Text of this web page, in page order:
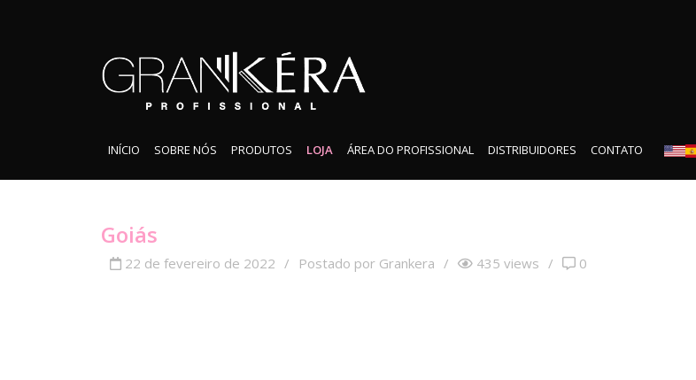
INÍCIO SOBRE NÓS PRODUTOS LOJA ÁREA DO PROFISSIONAL DISTRIBUIDORES CONTATO
Goiás
22 de fevereiro de 2022 / Postado por Grankera / 435 views / 0